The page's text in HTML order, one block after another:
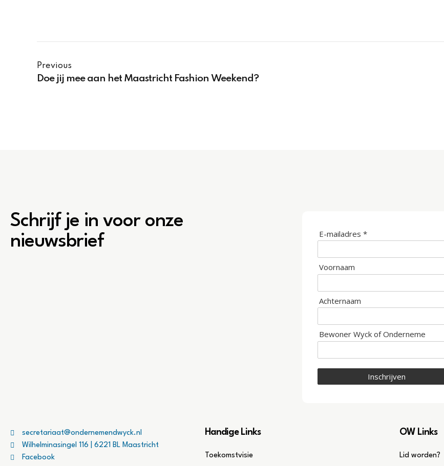
Previous
Doe jij mee aan het Maastricht Fashion Weekend?
Schrijf je in voor onze
nieuwsbrief
E-mailadres *
Voornaam
Achternaam
Bewoner Wyck of Onderneme
Inschrijven
secretariaat@ondernemendwyck.nl
Wilhelminasingel 116 | 6221 BL Maastricht
Facebook
Handige Links
Toekomstvisie
OW Links
Lid worden?